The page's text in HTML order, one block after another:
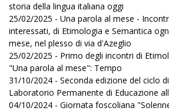
storia della lingua italiana oggi
25/02/2025 - Una parola al mese -
interessati, di Etimologia e Semantica
mese, nel plesso di via d'Azeglio
25/02/2025 - Primo degli incontri di
"Una parola al mese": Tempo
31/10/2024 - Seconda edizione del ciclo
Laboratorio Permanente di Educazione
04/10/2024 - Giornata foscoliana